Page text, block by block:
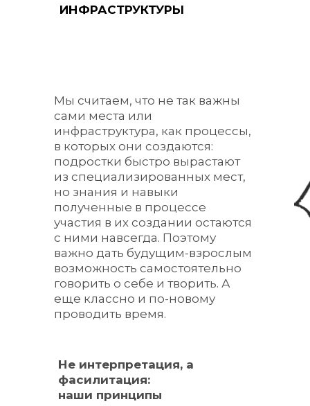
ИНФРАСТРУКТУРЫ
Мы считаем, что не так важны
сами места или
инфраструктура, как процессы,
в которых они создаются:
подростки быстро вырастают
из специализированных мест,
но знания и навыки
полученные в процессе
участия в их создании остаются
с ними навсегда. Поэтому
важно дать будущим-взрослым
возможность самостоятельно
говорить о себе и творить. А
еще классно и по-новому
проводить время.
Не интерпретация, а
фасилитация:
наши принципы